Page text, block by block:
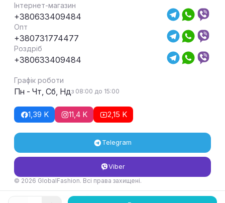
Інтернет-магазин
+380633409484
Опт
+380731774477
Роздріб
+380633409484
Графік роботи
Пн - Чт, Сб, Ндз 08:00 до 15:00
1,39 K 11,4 K 2,15 K
Telegram
Viber
© 2026 GlobalFashion. Всі права захищені.
Умови повернення та обміну товару